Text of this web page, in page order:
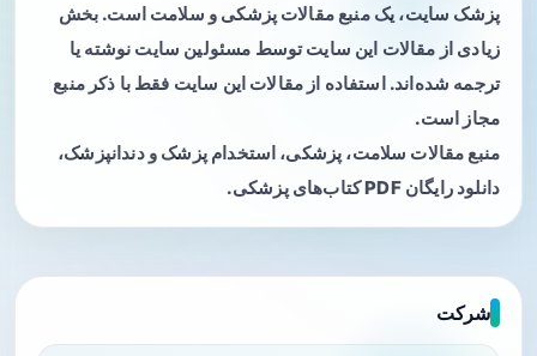
پزشک سایت، یک منبع مقالات پزشکی و سلامت است. بخش
زیادی از مقالات این سایت توسط مسئولین سایت نوشته یا
ترجمه شده‌اند. استفاده از مقالات این سایت فقط با ذکر منبع
مجاز است.
منبع مقالات سلامت، پزشکی، استخدام پزشک و دندانپزشک،
دانلود رایگان PDF کتاب‌های پزشکی.
شرکت